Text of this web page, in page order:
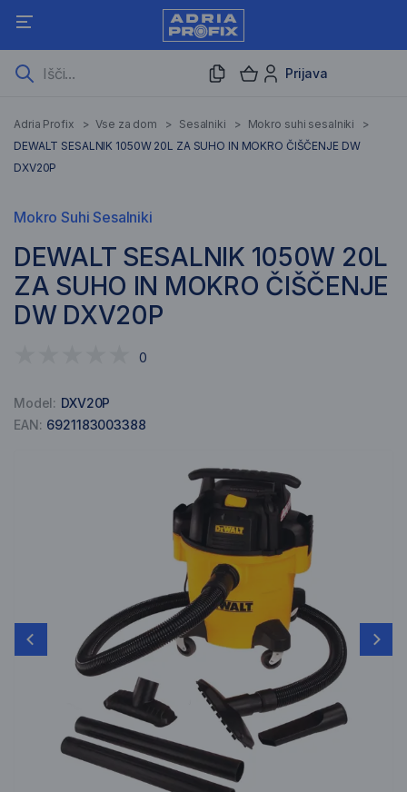
Prijava
Adria Profix > Vse za dom > Sesalniki > Mokro suhi sesalniki
>
DEWALT SESALNIK 1050W 20L ZA SUHO IN MOKRO ČIŠČENJE DW
DXV20P
Mokro Suhi Sesalniki
DEWALT SESALNIK 1050W 20L
ZA SUHO IN MOKRO ČIŠČENJE
DW DXV20P
0
Model: DXV20P
EAN: 6921183003388